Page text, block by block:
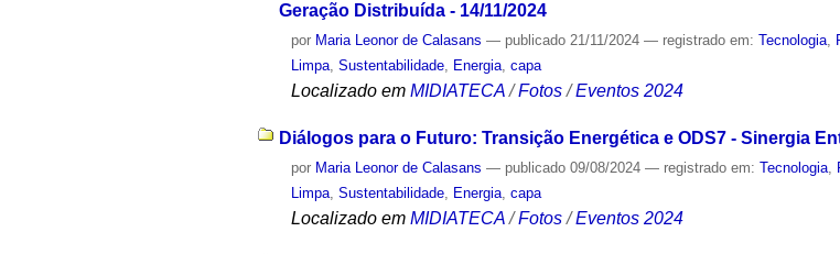
Geração Distribuída - 14/11/2024
por Maria Leonor de Calasans — publicado 21/11/2024— registrado em:Tecnologia,
Limpa,Sustentabilidade, Energia,capa
Localizado em MIDIATECA /Fotos /Eventos 2024
Diálogos para o Futuro: Transição Energética e ODS7 - Sinergia
por Maria Leonor de Calasans — publicado 09/08/2024— registrado em:Tecnologia,
Limpa,Sustentabilidade, Energia,capa
Localizado em MIDIATECA /Fotos /Eventos 2024